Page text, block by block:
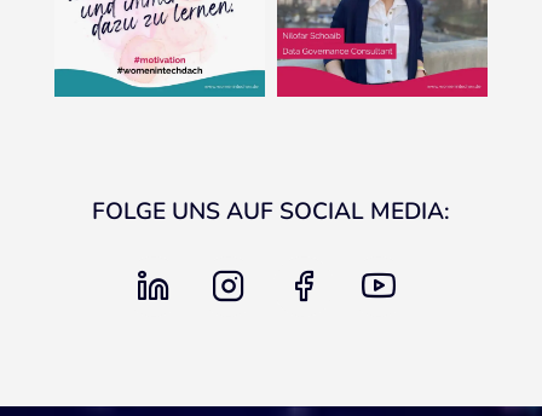
FOLGE UNS AUF SOCIAL MEDIA:
linkedin instagram